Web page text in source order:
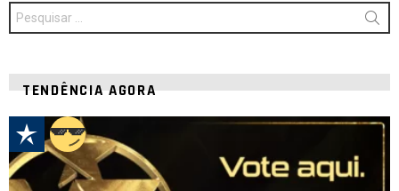
Procurar
por:
TENDÊNCIA AGORA